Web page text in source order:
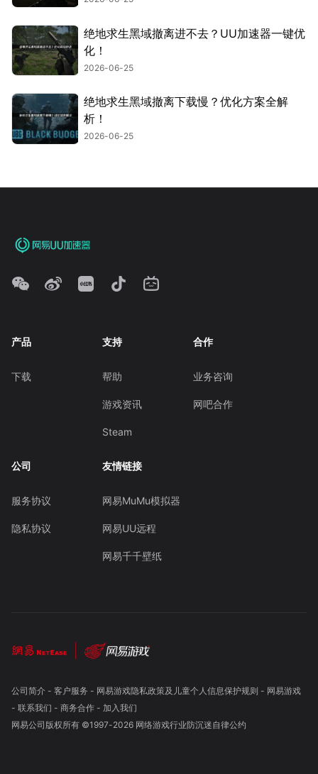
绝地求生黑域撤离进不去？UU加速器一键优
化！
2026-06-25
绝地求生黑域撤离下载慢？优化方案全解
析！
2026-06-25
产品
下载
支持
帮助
游戏资讯
Steam
合作
业务咨询
网吧合作
公司
服务协议
隐私协议
友情链接
网易MuMu模拟器
网易UU远程
网易千千壁纸
公司简介- 客户服务 - 网易游戏隐私政策及儿童个人信息保护规则 - 网易游戏
- 联系我们 - 商务合作- 加入我们
网易公司版权所有 ©1997-2026 网络游戏行业防沉迷自律公约